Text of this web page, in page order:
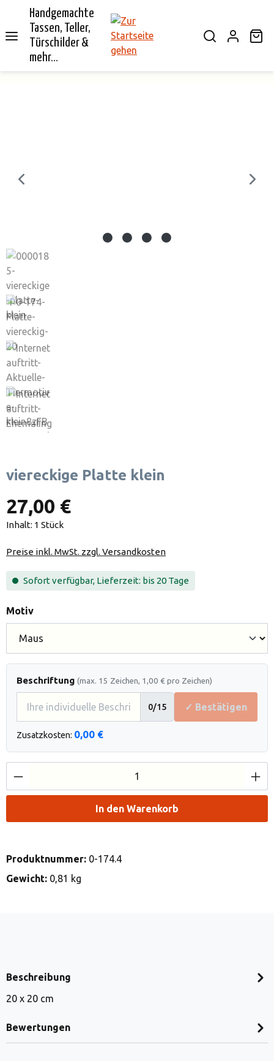
springen
Handgemachte
Tassen, Teller,
Türschilder &
mehr...
viereckige Platte klein
27,00 €
Inhalt: 1 Stück
Preise inkl. MwSt. zzgl. Versandkosten
Sofort verfügbar, Lieferzeit: bis 20 Tage
Motivauswählen
Beschriftung (max. 15 Zeichen, 1,00 € pro Zeichen)
0/15 ✓ Bestätigen
Zusatzkosten: 0,00 €
Produkt Anzahl: Gib den gewünschten
In den Warenkorb
Produktnummer: 0-174.4
Gewicht: 0,81 kg
Beschreibung
20 x 20 cm
Bewertungen